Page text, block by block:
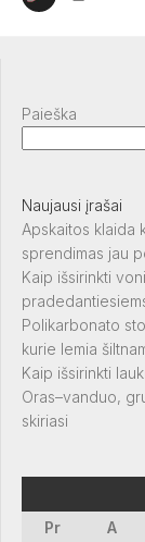
Paieška
Naujausi įrašai
Apskaitos klaida
sprendimas jau
Kaip išsirinkti
Polikarbonato
kurie lemia
Kaip išsirinkti
Oras–vanduo,
skiriasi
Pr
A